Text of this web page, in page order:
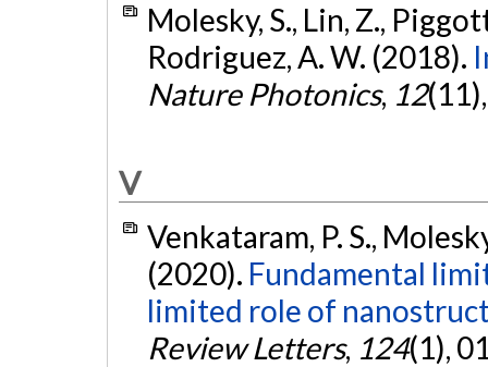
Molesky, S., Lin, Z.,
Rodriguez, A. W. (2018).
Nature Photonics, 12
V
Venkataram, P. S.,
(2020). Fundamental
limited role of
Review Letters, 124(1),